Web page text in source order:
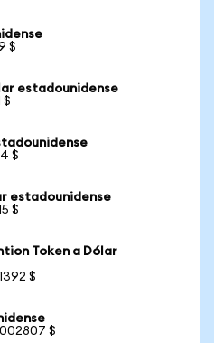
$
estadounidense
$
$
estadounidense
$
Token a Dólar
$
$